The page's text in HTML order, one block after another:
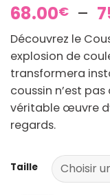
68.00€ –
Découvrez le
explosion de
transformera
coussin n’est
véritable œuvre
regards.
Taille